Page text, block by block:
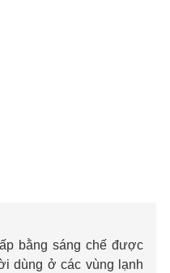
bằng sáng chế được
dùng ở các vùng lạnh